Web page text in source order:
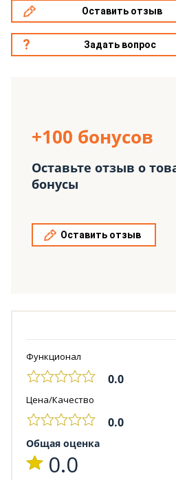
Оставить отзыв
Задать вопрос
+100 бонусов
Оставьте отзыв о
бонусы
Оставить отзыв
Функционал
0.0
Цена/Качество
0.0
Общая оценка
0.0